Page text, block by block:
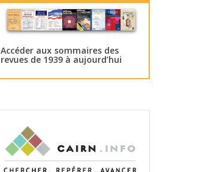
Accéder aux sommaires des
revues de 1939 à aujourd’hui